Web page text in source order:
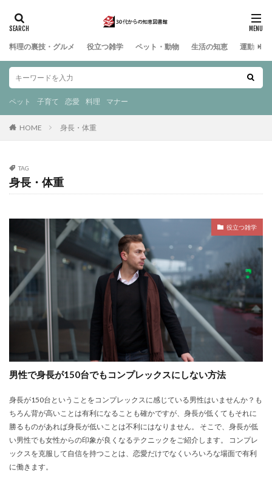
料理の裏技・グルメ 役立つ雑学 ペット・動物 生活の知恵 運動・ス
ペット 子育て 恋愛 料理 マナー
HOME 身長・体重
TAG
身長・体重
役立つ雑学
男性で身長が150台でもコンプレックスにしない方法
身長が150台ということをコンプレックスに感じている男性はいませんか？も
ちろん背が高いことは有利になることも確かですが、身長が低くてもそれに
勝るものがあれば身長が低いことは不利にはなりません。 そこで、身長が低
い男性でも女性からの印象が良くなるテクニックをご紹介します。 コンプレ
ックスを克服して自信を持つことは、恋愛だけでなくいろいろな場面で有利
に働きます。